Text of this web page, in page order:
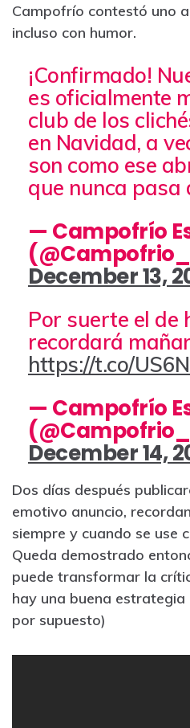
Campofrío contestó uno
incluso con humor.
¡Confirmado!
es oficialmente
club de los
en Navidad, a
son como ese
que nunca pasa
— Campofrío
December 13,
Por suerte el de
recordará
https://t.co/
— Campofrío
December 14,
Dos días después
emotivo anuncio,
siempre y cuando se use
Queda demostrado
puede transformar la
hay una buena
por supuesto)